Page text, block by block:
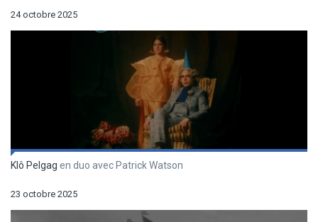
24 octobre 2025
Klô Pelgag en duo avec Patrick Watson
23 octobre 2025